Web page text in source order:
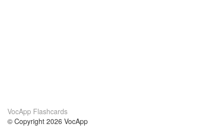
VocApp Flashcards
© Copyright 2026 VocApp